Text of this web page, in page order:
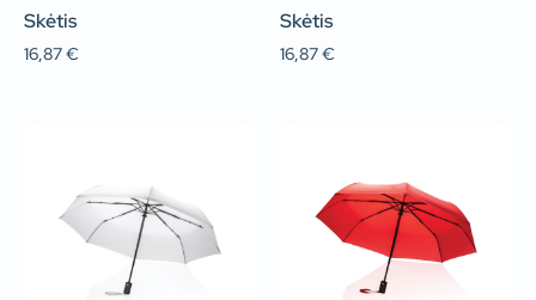
Skėtis
16,87€
Skėtis
16,87€